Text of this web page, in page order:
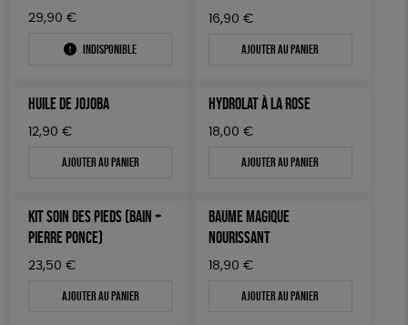
29,90 €
Indisponible
16,90 €
Ajouter au panier
HUILE DE JOJOBA
12,90 €
Ajouter au panier
HYDROLAT À LA ROSE
18,00 €
Ajouter au panier
KIT SOIN DES PIEDS (BAIN +
PIERRE PONCE)
23,50 €
Ajouter au panier
BAUME MAGIQUE
NOURISSANT
18,90 €
Ajouter au panier